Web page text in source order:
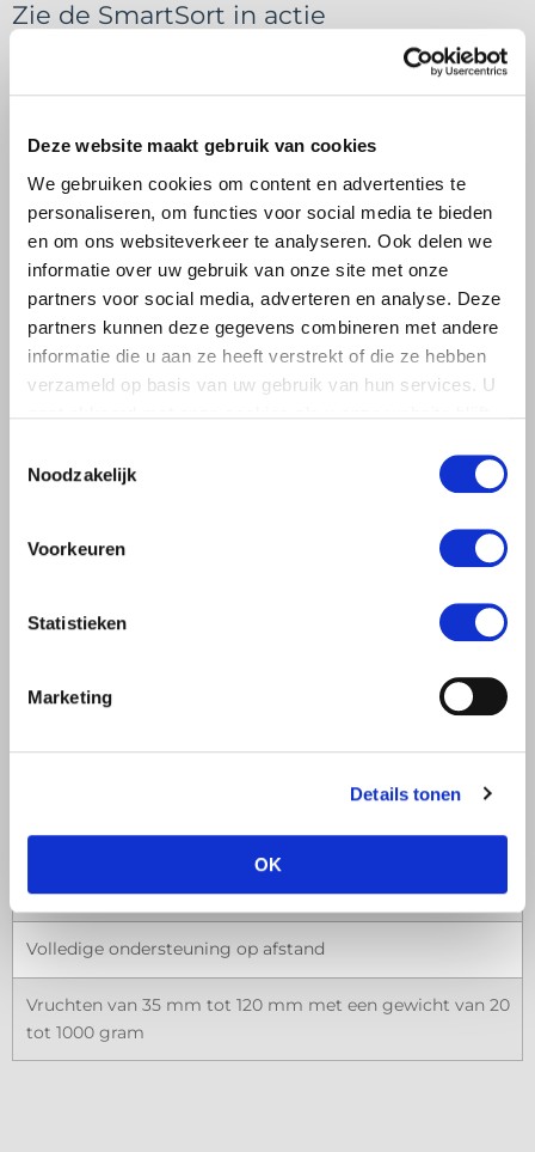
Deze website maakt gebruik van cookies
We gebruiken cookies om content en advertenties te
personaliseren, om functies voor social media te bieden
en om ons websiteverkeer te analyseren. Ook delen we
informatie over uw gebruik van onze site met onze
partners voor social media, adverteren en analyse. Deze
partners kunnen deze gegevens combineren met andere
informatie die u aan ze heeft verstrekt of die ze hebben
verzameld op basis van uw gebruik van hun services. U
Noodzakelijk
Voorkeuren
Statistieken
Marketing
Details tonen
OK
Zie de SmartSort in actie
Flexibel en duurzaam door modulaire constructie
Met de modulaire constructie en duurzame, in eigen huis
toekomst. U past de machine eenvoudig aan en haalt zo het
beste uit uw sorteermachine voor een hoger rendement.
Sorteermogelijkheden
Geluidsarm
Vruchtvriendelijk
Onbeperkt aantal uitgangen mogelijk
Volledige ondersteuning op afstand
Vruchten van 35 mm tot 120 mm met een gewicht van 20
tot 1000 gram